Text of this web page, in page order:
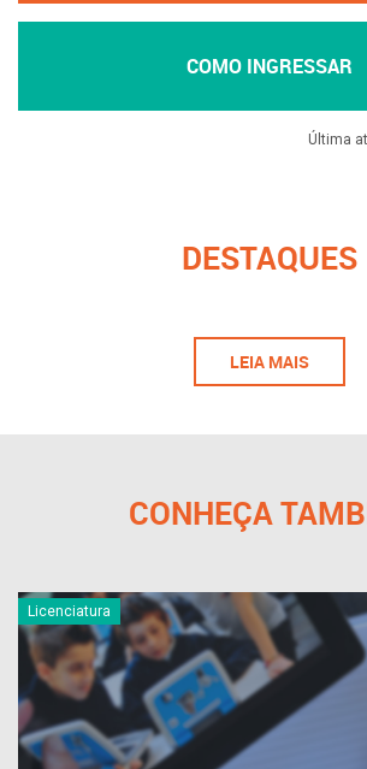
COMO INGRESSAR
Última
DESTAQUES
LEIA MAIS
CONHEÇA
Licenciatura